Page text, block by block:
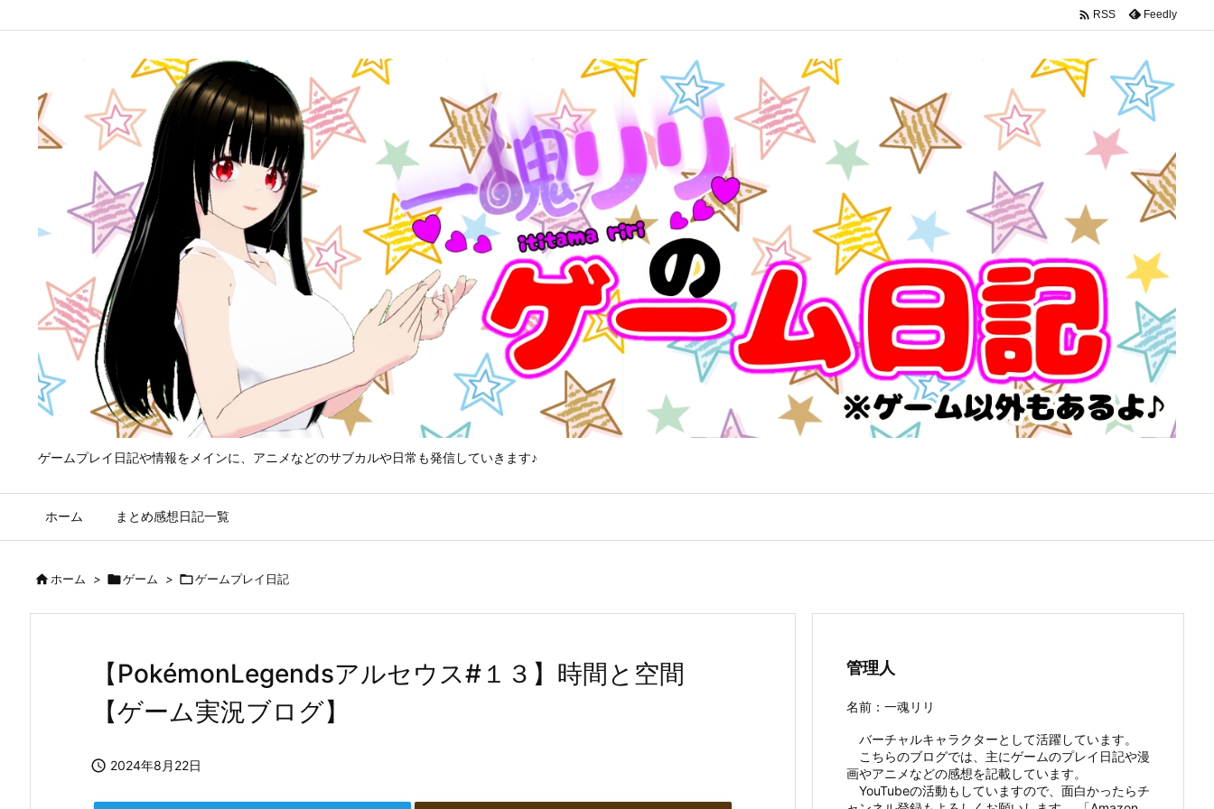
ゲームプレイ日記や情報をメインに、アニメなどのサブカルや日常も発信していきます♪
ホーム まとめ感想日記一覧
 RSS Feedly
ホーム > ゲーム > ゲームプレイ日記
【PokémonLegendsアルセウス#１３】時間と空間
【ゲーム実況ブログ】
 2024年8月22日
管理人
名前：一魂リリ
バーチャルキャラクターとして活躍しています。
こちらのブログでは、主にゲームのプレイ日記や漫
画やアニメなどの感想を記載しています。
YouTubeの活動もしていますので、面白かったらチ